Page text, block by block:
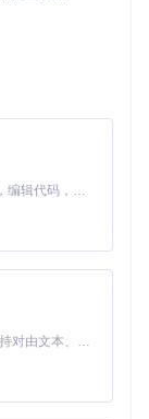
速设置吸引眼
则会根据直播
光率。参数自
Claude Code 的开源替代方案。连接任意大模型，编辑代码，运行命令，自动验证 — 全自动执行。用 Rust 构建，极致性能。 ｜ An open-source alternative to Claude Code. Connect any LLM, edit code, run commands, and verify changes — autonomously. Built in Rust for speed. Get Started
MiniMax H3 是一个通用的全模态生成系统。它支持对由文本、图像、视频和音频组成的多模态上下文进行统一理解，并能生成分辨率高达 2K、时长可达 15 秒的带原生立体声音频的视频。得益于面向任务泛化的系统设计，H3 在预训练阶段就已具备广泛的多模态上下文理解与生成能力，能够出色地执行复杂的多模态指令。